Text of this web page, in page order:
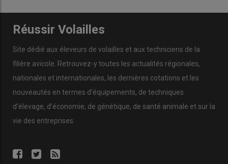
2-Avec une mise à jeun trop courte, l’aliment est présent
insuffisant).
3-Une mise à jeun trop longue induit un reflux biliaire
dans le gésier et l’intestin (couleur verte), avec possibilité
de reconsommation sur certaines souches (colonne 3 :
excès).
Réussir Volailles
Site dédié aux éleveurs de volailles et aux techniciens de la
filière avicole. Retrouvez-y toutes les actualités régionales,
nationales et internationales, les dernières cotations et les
nouveautés en termes d’équipements, de techniques
d’élevage, d’économie, de génétique, de santé animale et sur la
vie des entreprises.